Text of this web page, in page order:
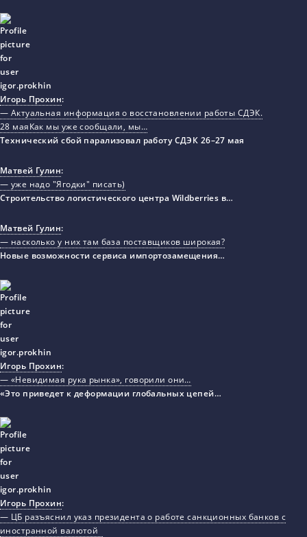
Игорь Прохин:
— Актуальная информация о восстановлении работы СДЭК.
28 маяКак мы уже сообщали, мы…
Технический сбой парализовал работу СДЭК 26–27 мая
Матвей Гулин:
— уже надо "Ягодки" писать)
Строительство логистического центра Wildberries в…
Матвей Гулин:
— насколько у них там база поставщиков широкая?
Новые возможности сервиса импортозамещения…
Игорь Прохин:
— «Невидимая рука рынка», говорили они…
«Это приведет к деформации глобальных цепей…
Игорь Прохин:
— ЦБ разъяснил указ президента о работе санкционных банков с
иностранной валютой